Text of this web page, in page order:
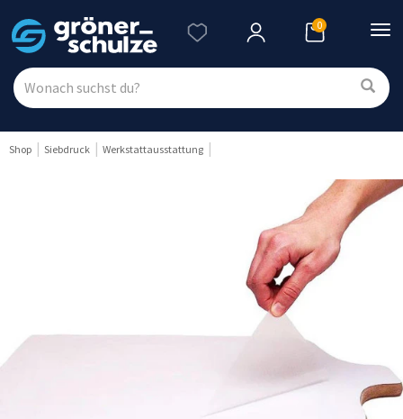
0
Shop Siebdruck Werkstattausstattung